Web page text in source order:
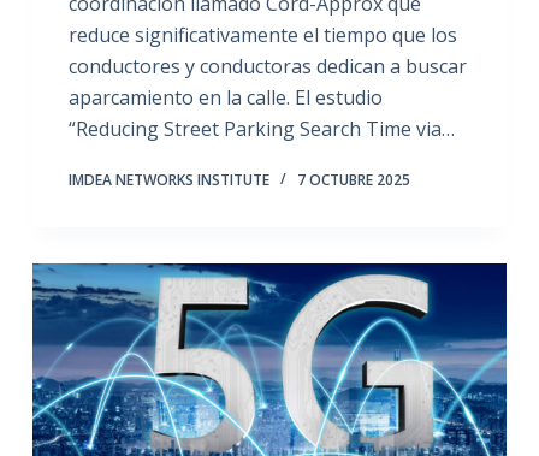
reduce significativamente el tiempo que los
conductores y conductoras dedican a buscar
aparcamiento en la calle. El estudio
“Reducing Street Parking Search Time via…
IMDEA NETWORKS INSTITUTE 7 OCTUBRE 2025